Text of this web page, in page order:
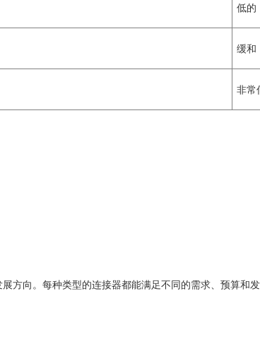
低的
缓和
非常
方向。每种类型的连接器都能满足不同的需求、预算和发